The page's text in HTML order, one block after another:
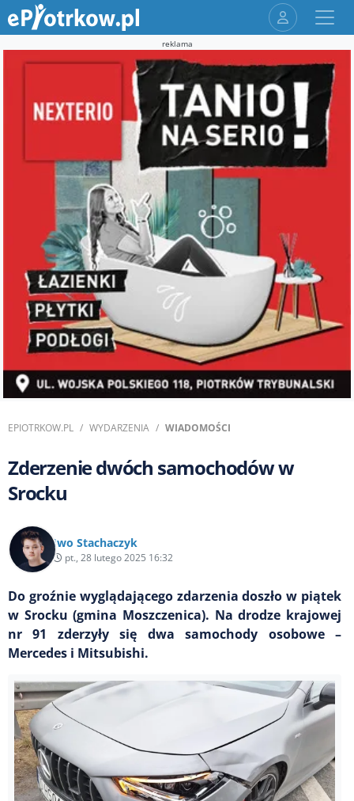
reklama
EPIOTRKOW.PL WYDARZENIA WIADOMOŚCI
Zderzenie dwóch samochodów w
Srocku
Iwo Stachaczyk
pt., 28 lutego 2025 16:32
Do groźnie wyglądającego zdarzenia doszło w piątek
w Srocku (gmina Moszczenica). Na drodze krajowej
nr 91 zderzyły się dwa samochody osobowe –
Mercedes i Mitsubishi.